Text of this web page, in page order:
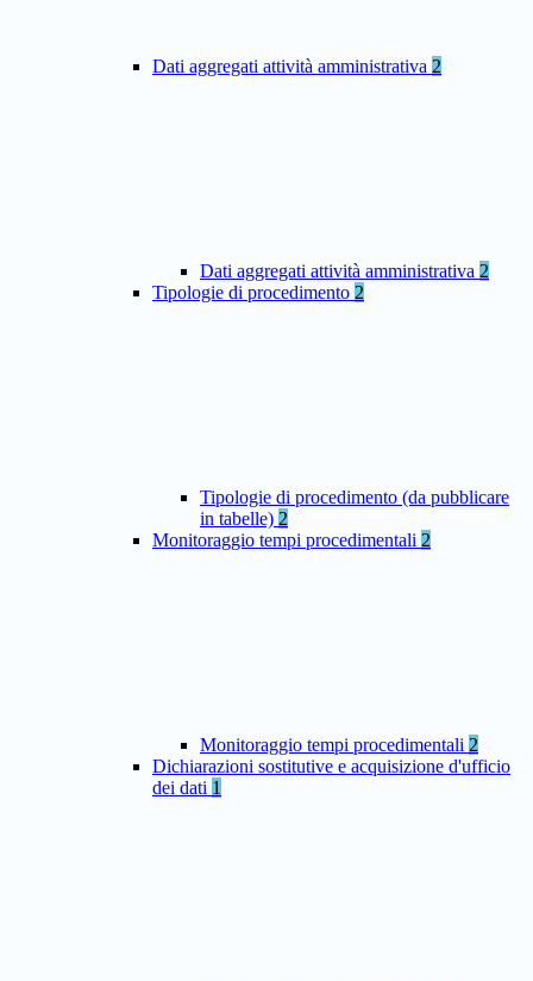
Dati aggregati attività amministrativa 2
Dati aggregati attività amministrativa 2
Tipologie di procedimento 2
Tipologie di procedimento (da pubblicare
in tabelle) 2
Monitoraggio tempi procedimentali 2
Monitoraggio tempi procedimentali 2
Dichiarazioni sostitutive e acquisizione d'ufficio
dei dati 1